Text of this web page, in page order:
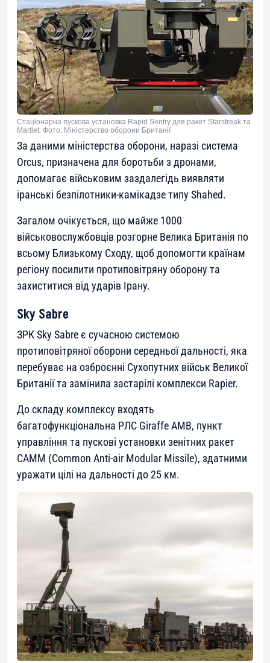
Стаціонарна пускова установка Rapid Sentry для ракет Starstreak та
Martlet. Фото: Міністерство оборони Британії
За даними міністерства оборони, наразі система
Orcus, призначена для боротьби з дронами,
допомагає військовим заздалегідь виявляти
іранські безпілотники-камікадзе типу Shahed.
Загалом очікується, що майже 1000
військовослужбовців розгорне Велика Британія по
всьому Близькому Сходу, щоб допомогти країнам
регіону посилити протиповітряну оборону та
захиститися від ударів Ірану.
Sky Sabre
ЗРК Sky Sabre є сучасною системою
протиповітряної оборони середньої дальності, яка
перебуває на озброєнні Сухопутних військ Великої
Британії та замінила застарілі комплекси Rapier.
До складу комплексу входять
багатофункціональна РЛС Giraffe AMB, пункт
управління та пускові установки зенітних ракет
CAMM (Common Anti-air Modular Missile), здатними
уражати цілі на дальності до 25 км.